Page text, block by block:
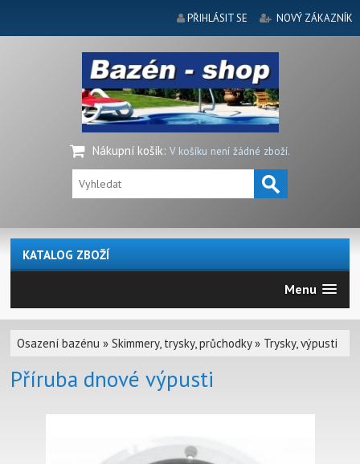
PŘIHLÁSIT SE NOVÝ ZÁKAZNÍK
Nákupní košík: V košíku není žádné zboží.
KATALOG ZBOŽÍ
Menu
Osazení bazénu »Skimmery, trysky, průchodky» Trysky, výpusti
Příruba dnové výpusti